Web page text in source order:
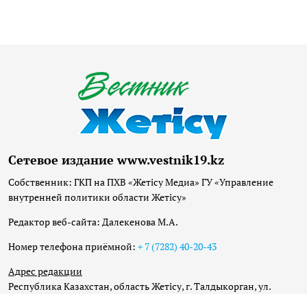
Сетевое издание www.vestnik19.kz
Собственник: ГКП на ПХВ «Жетісу Медиа» ГУ «Управление
внутренней политики области Жетісу»
Редактор веб-сайта: Далекенова М.А.
Номер телефона приёмной: + 7 (7282) 40-20-43
Адрес редакции
Республика Казахстан, область Жетісу, г. Талдыкорган, ул.